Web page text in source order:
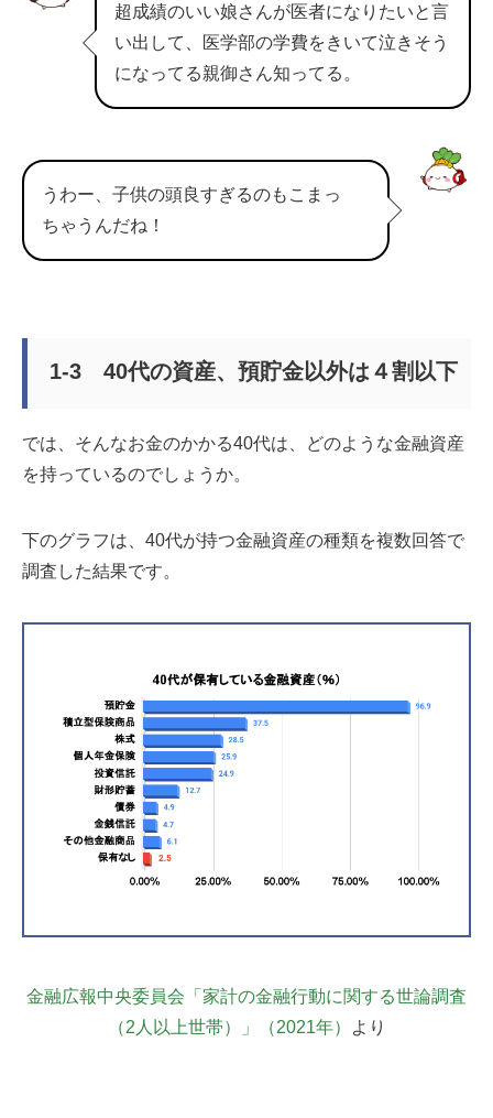
超成績のいい娘さんが医者になりたいと言
い出して、医学部の学費をきいて泣きそう
になってる親御さん知ってる。
うわー、子供の頭良すぎるのもこまっ
ちゃうんだね！
1-3 40代の資産、預貯金以外は４割以下
では、そんなお金のかかる40代は、どのような金融資産
を持っているのでしょうか。
下のグラフは、40代が持つ金融資産の種類を複数回答で
調査した結果です。
金融広報中央委員会「家計の金融行動に関する世論調査
（2人以上世帯）」（2021年）
より